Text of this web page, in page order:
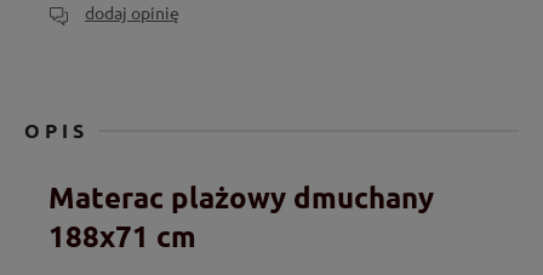
dodaj opinię
OPIS
Materac plażowy dmuchany
188x71 cm